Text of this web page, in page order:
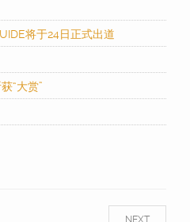
将于24日正式出道
“大赏”
NEXT